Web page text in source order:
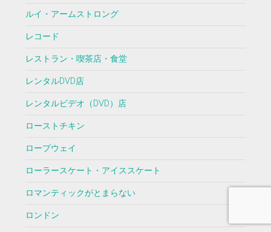
ルイ・アームストロング
レコード
レストラン・喫茶店・食堂
レンタルDVD店
レンタルビデオ（DVD）店
ローストチキン
ロープウェイ
ローラースケート・アイススケート
ロマンティックがとまらない
ロンドン